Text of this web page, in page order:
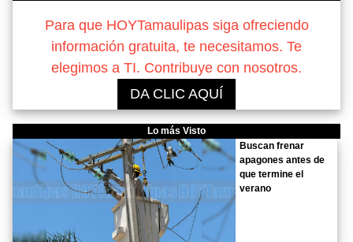
Para que HOYTamaulipas siga ofreciendo
información gratuita, te necesitamos. Te
elegimos a TI. Contribuye con nosotros.
DA CLIC AQUÍ
Lo más Visto
Buscan frenar
apagones antes de
que termine el
verano